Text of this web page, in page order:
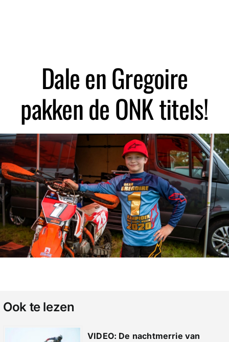
Dale en Gregoire
pakken de ONK titels!
Ook te lezen
VIDEO: De nachtmerrie van